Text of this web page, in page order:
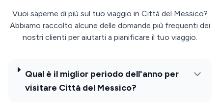
Vuoi saperne di più sul tuo viaggio in Città del Messico?
Abbiamo raccolto alcune delle domande più frequenti dei
nostri clienti per aiutarti a pianificare il tuo viaggio.
Qual è il miglior periodo dell'anno per
visitare Città del Messico?